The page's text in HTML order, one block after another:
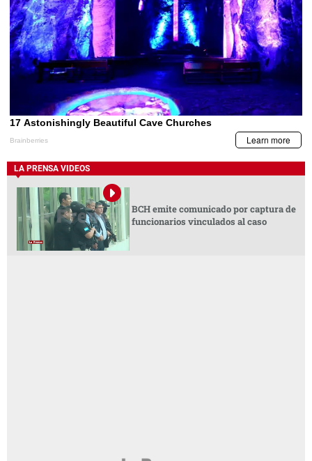
LA PRENSA VIDEOS
BCH emite comunicado por captura de
funcionarios vinculados al caso